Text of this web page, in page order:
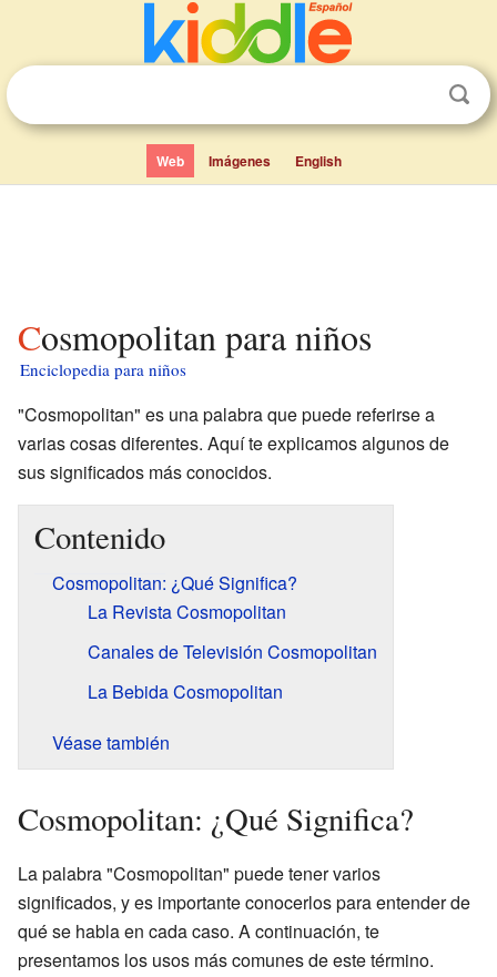
Web Imágenes English
Cosmopolitan para niños
Enciclopedia para niños
"Cosmopolitan" es una palabra que puede referirse a
varias cosas diferentes. Aquí te explicamos algunos de
sus significados más conocidos.
Contenido
Cosmopolitan: ¿Qué Significa?
La Revista Cosmopolitan
Canales de Televisión Cosmopolitan
La Bebida Cosmopolitan
Véase también
Cosmopolitan: ¿Qué Significa?
La palabra "Cosmopolitan" puede tener varios
significados, y es importante conocerlos para entender de
qué se habla en cada caso. A continuación, te
presentamos los usos más comunes de este término.